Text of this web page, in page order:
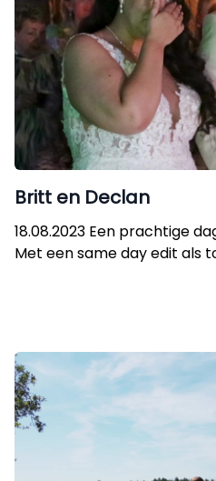
Britt en Declan
18.08.2023 Een prachtige
Met een same day edit als